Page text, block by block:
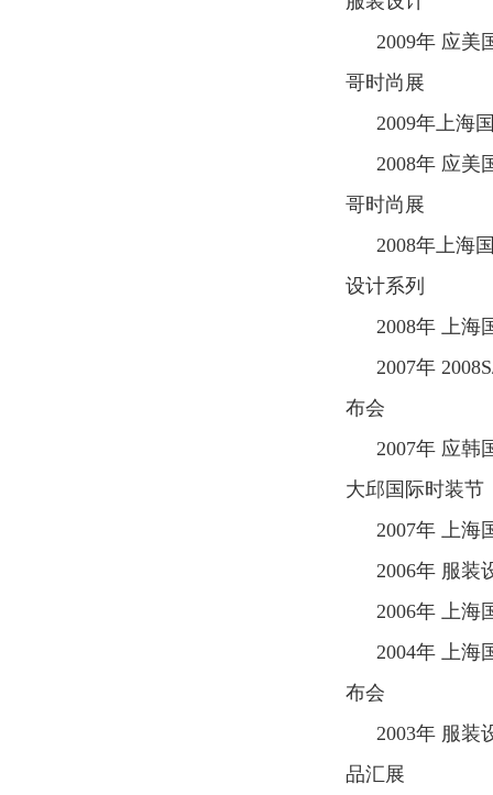
2009年 应美
哥时尚展
2009年上海
2008年 应美
哥时尚展
2008年上海
设计系列
2008年 上海
2007年
布会
2007年 应韩
大邱国际时装节
2007年 上海
2006年 服装
2006年 上海
2004年 上海
布会
2003年 服装
品汇展